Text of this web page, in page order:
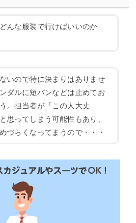
んな服装で行けばいいのか
いので特に決まりはありませ
ダルに短パンなどは止めてお
。担当者が「この人大丈
思ってしまう可能性もあり、
づらくなってまうので・・・